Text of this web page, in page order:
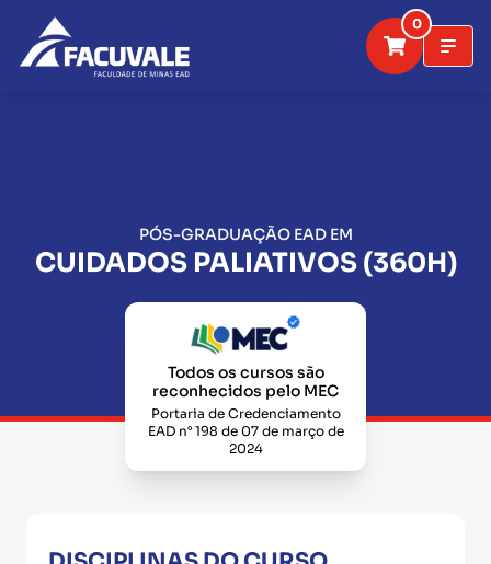
0
PÓS-GRADUAÇÃO EAD EM
CUIDADOS PALIATIVOS (360H)
Todos os cursos são
reconhecidos pelo MEC
Portaria de Credenciamento
EAD n° 198 de 07 de março de
2024